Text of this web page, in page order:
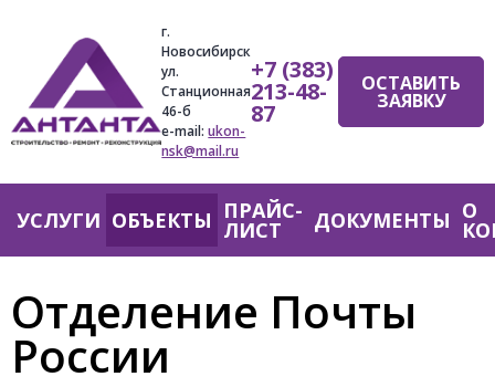
navigation
г.
Новосибирск
ул.
Станционная
46-б
e-mail:ukon-
nsk@mail.ru
+7 (383)
213-48-
87
ОСТАВИТЬ
ЗАЯВКУ
Главное
меню
УСЛУГИ ОБЪЕКТЫ ПРАЙС-
ЛИСТ ДОКУМЕНТЫ О
Отделение Почты
России